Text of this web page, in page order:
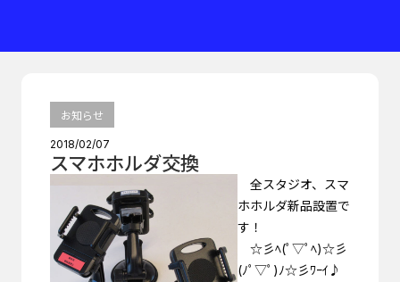
お知らせ
2018/02/07
スマホホルダ交換
全スタジオ、スマ
ホホルダ新品設置で
す！
☆彡ﾍ(ﾟ▽ﾟﾍ)☆彡
(ﾉﾟ▽ﾟ)ﾉ☆彡ﾜｰｲ♪